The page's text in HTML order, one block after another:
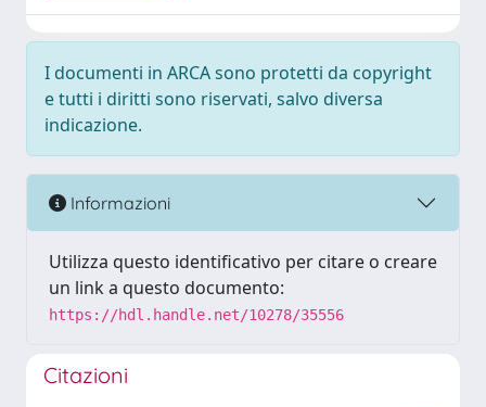
I documenti in ARCA sono protetti da copyright
e tutti i diritti sono riservati, salvo diversa
indicazione.
Informazioni
Utilizza questo identificativo per citare o creare
un link a questo documento:
https://hdl.handle.net/10278/35556
Citazioni